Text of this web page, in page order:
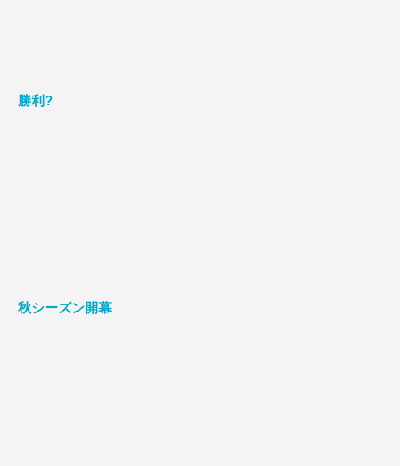
勝利?
秋シーズン開幕